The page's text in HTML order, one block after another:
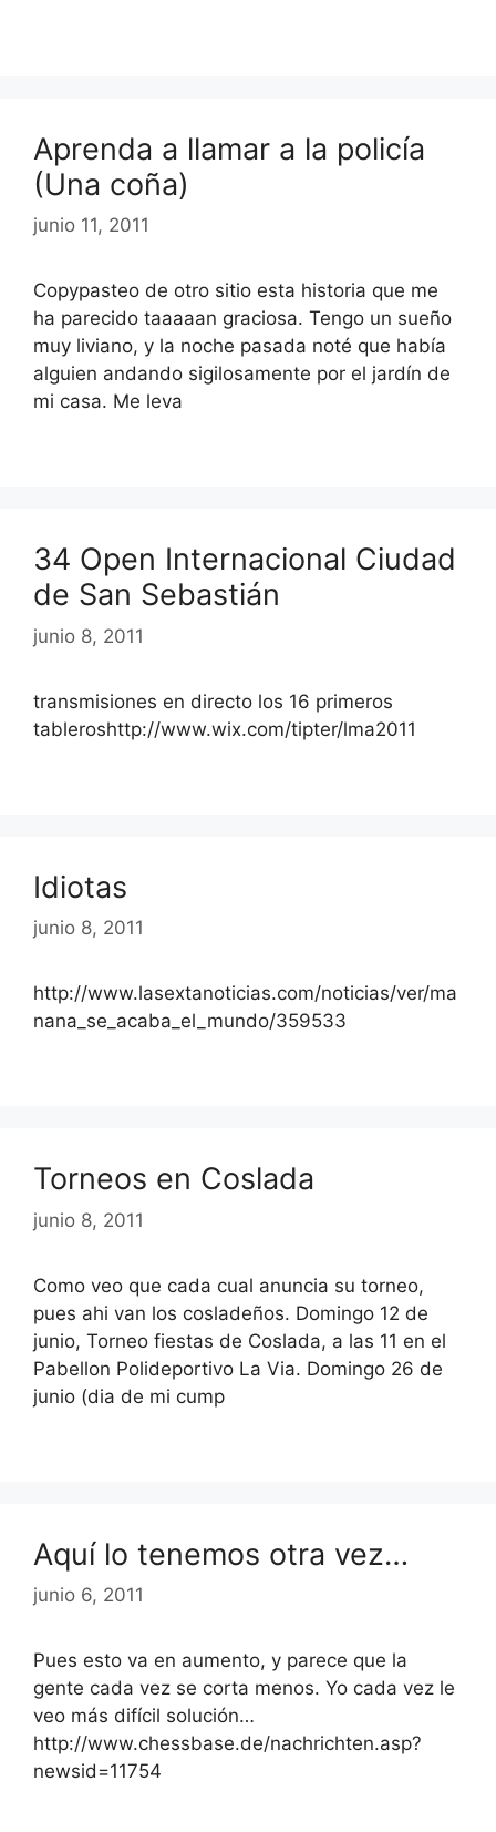
Aprenda a llamar a la policía
(Una coña)
junio 11, 2011
Copypasteo de otro sitio esta historia que me
ha parecido taaaaan graciosa. Tengo un sueño
muy liviano, y la noche pasada noté que había
alguien andando sigilosamente por el jardín de
mi casa. Me leva
34 Open Internacional Ciudad
de San Sebastián
junio 8, 2011
transmisiones en directo los 16 primeros
tableroshttp://www.wix.com/tipter/lma2011
Idiotas
junio 8, 2011
http://www.lasextanoticias.com/noticias/ver/ma
nana_se_acaba_el_mundo/359533
Torneos en Coslada
junio 8, 2011
Como veo que cada cual anuncia su torneo,
pues ahi van los cosladeños. Domingo 12 de
junio, Torneo fiestas de Coslada, a las 11 en el
Pabellon Polideportivo La Via. Domingo 26 de
junio (dia de mi cump
Aquí lo tenemos otra vez…
junio 6, 2011
Pues esto va en aumento, y parece que la
gente cada vez se corta menos. Yo cada vez le
veo más difícil solución…
http://www.chessbase.de/nachrichten.asp?
newsid=11754